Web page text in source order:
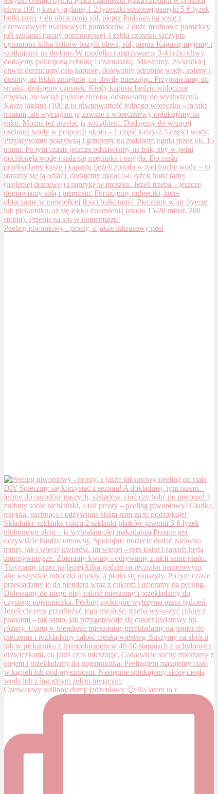
Peeling piwoniowy - prosty, a jakże luksusowy peel
Czerwcowy roślinny dump jedzeniowy 🙂 Bo latem to r